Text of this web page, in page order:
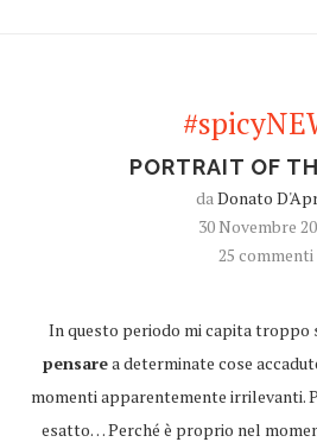
PORTRAIT OF
daDonato
30 Novembre
25 commenti
In questo periodo mi capita troppo
pensarea determinate cose
momenti apparentemente irrilevanti.
esatto… Perché è proprio nel